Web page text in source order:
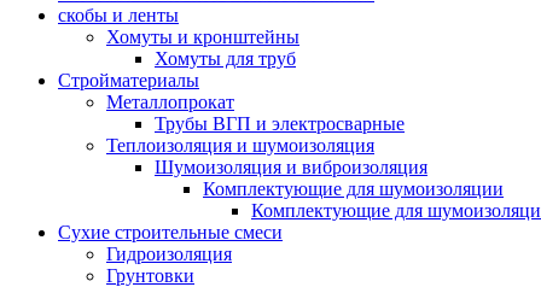
скобы и ленты
Хомуты и кронштейны
Хомуты для труб
Стройматериалы
Металлопрокат
Трубы ВГП и электросварные
Теплоизоляция и шумоизоляция
Шумоизоляция и виброизоляция
Комплектующие для шумоизоляции
Комплектующие для
Сухие строительные смеси
Гидроизоляция
Грунтовки